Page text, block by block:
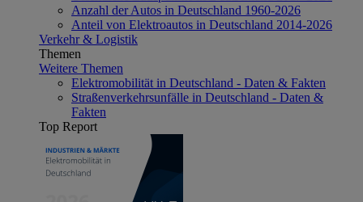
Anzahl der Autos in Deutschland 1960-2026
Anteil von Elektroautos in Deutschland 2014-2026
Verkehr & Logistik
Themen
Weitere Themen
Elektromobilität in Deutschland - Daten & Fakten
Straßenverkehrsunfälle in Deutschland - Daten &
Fakten
Top Report